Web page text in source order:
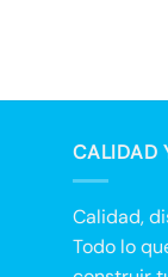
CALIDAD
Calidad,
Todo lo